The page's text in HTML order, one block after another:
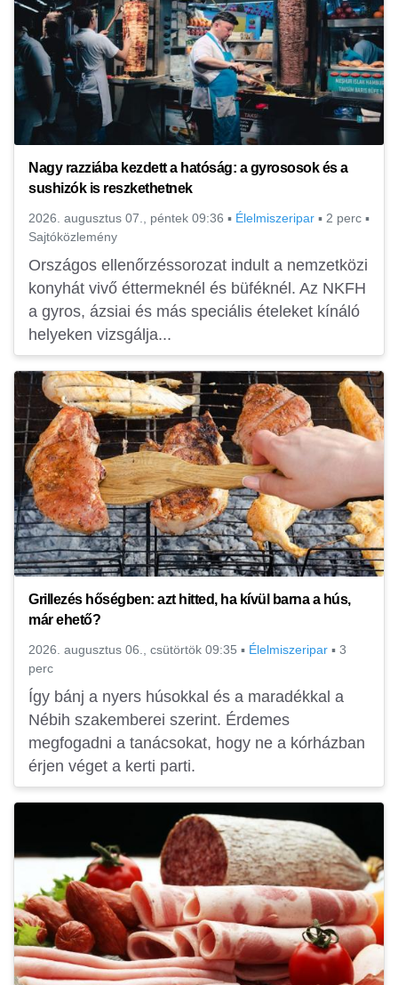
Nagy razziába kezdett a hatóság: a gyrososok és a
sushizók is reszkethetnek
2026. augusztus 07., péntek 09:36 ▪ Élelmiszeripar ▪ 2 perc ▪
Sajtóközlemény
Országos ellenőrzéssorozat indult a nemzetközi
konyhát vivő éttermeknél és büféknél. Az NKFH
a gyros, ázsiai és más speciális ételeket kínáló
helyeken vizsgálja...
Grillezés hőségben: azt hitted, ha kívül barna a hús,
már ehető?
2026. augusztus 06., csütörtök 09:35 ▪ Élelmiszeripar ▪ 3
perc
Így bánj a nyers húsokkal és a maradékkal a
Nébih szakemberei szerint. Érdemes
megfogadni a tanácsokat, hogy ne a kórházban
érjen véget a kerti parti.